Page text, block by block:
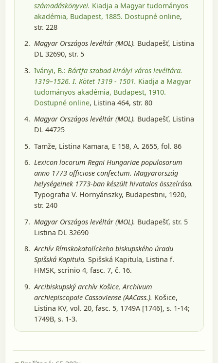
számadáskönyvei. Kiadja a Magyar tudományos
akadémia, Budapest, 1885. Dostupné online,
str. 228
Magyar Országos levéltár (MOL). Budapešť, Listina
DL 32690, str. 5
Iványi, B.: Bártfa szabad királyi város levéltára.
1319–1526. I. Kötet 1319 - 1501. Kiadja a Magyar
tudományos akadémia, Budapest, 1910.
Dostupné online, Listina 464, str. 80
Magyar Országos levéltár (MOL). Budapešť, Listina
DL 44725
Tamže, Listina Kamara, E 158, A. 2655, fol. 86
Lexicon locorum Regni Hungariae populosorum
anno 1773 officiose confectum. Magyarország
helységeinek 1773-ban készült hivatalos összeírása.
Typografia V. Hornyánszky, Budapestini, 1920,
str. 240
Magyar Országos levéltár (MOL). Budapešť, str. 5
Listina DL 32690
Archív Rímskokatolíckeho biskupského úradu
Spišská Kapitula. Spišská Kapitula, Listina f.
HMSK, scrinio 4, fasc. 7, č. 16.
Arcibiskupský archív Košice, Archivum
archiepiscopale Cassoviense (AACass.). Košice,
Listina KV, vol. 20, fasc. 5, 1749A [1746], s. 1-14;
1749B, s. 1-3.